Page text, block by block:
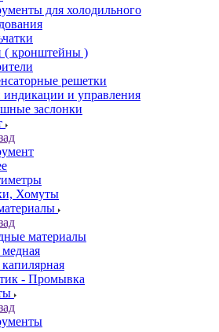
для холодильного
( кронштейны )
решетки
индикации и управления
заслонки
Хомуты
материалы
- Промывка